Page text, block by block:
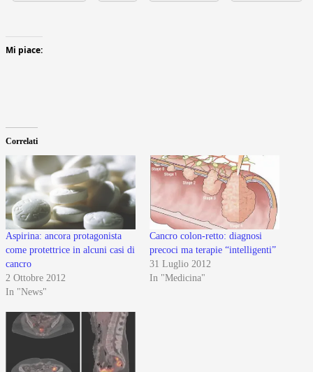
Mi piace:
Correlati
Aspirina: ancora protagonista
come protettrice in alcuni casi di
cancro
2 Ottobre 2012
In "News"
Cancro colon-retto: diagnosi
precoci ma terapie “intelligenti”
31 Luglio 2012
In "Medicina"